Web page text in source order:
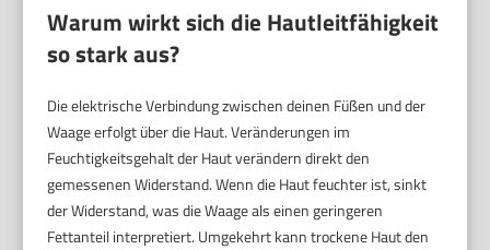
Warum wirkt sich die Hautleitfähigkeit
so stark aus?
Die elektrische Verbindung zwischen deinen Füßen und der
Waage erfolgt über die Haut. Veränderungen im
Feuchtigkeitsgehalt der Haut verändern direkt den
gemessenen Widerstand. Wenn die Haut feuchter ist, sinkt
der Widerstand, was die Waage als einen geringeren
Fettanteil interpretiert. Umgekehrt kann trockene Haut den